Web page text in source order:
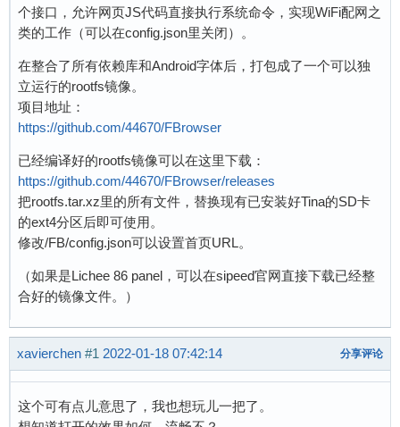
个接口，允许网页JS代码直接执行系统命令，实现WiFi配网之
类的工作（可以在config.json里关闭）。
在整合了所有依赖库和Android字体后，打包成了一个可以独
立运行的rootfs镜像。
项目地址：
https://github.com/44670/FBrowser
已经编译好的rootfs镜像可以在这里下载：
https://github.com/44670/FBrowser/releases
把rootfs.tar.xz里的所有文件，替换现有已安装好Tina的SD卡
的ext4分区后即可使用。
修改/FB/config.json可以设置首页URL。
（如果是Lichee 86 panel，可以在sipeed官网直接下载已经整
合好的镜像文件。）
xavierchen #1 2022-01-18 07:42:14 分享评论
这个可有点儿意思了，我也想玩儿一把了。